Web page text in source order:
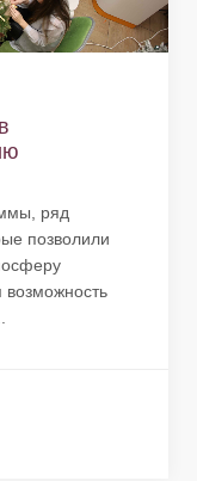
ряд
позволили
возможность